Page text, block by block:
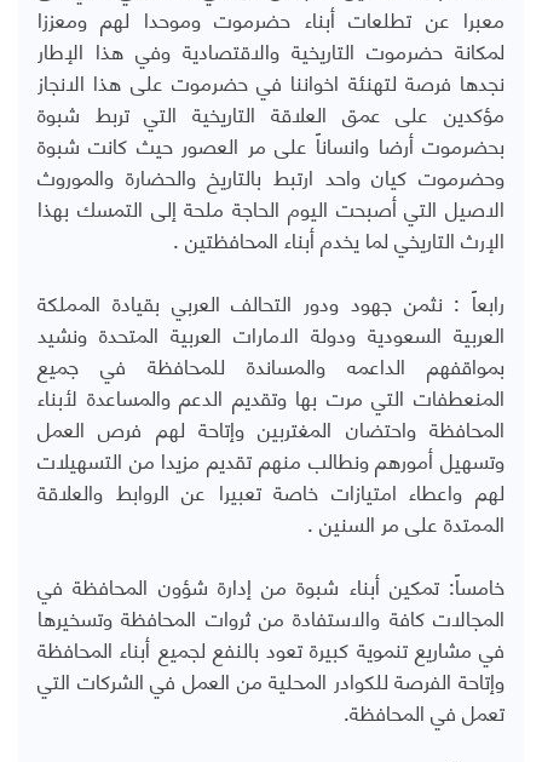
معبرا عن تطلعات أبناء حضرموت وموحدا لهم ومعززا
لمكانة حضرموت التاريخية والاقتصادية وفي هذا الإطار
نجدها فرصة لتهنئة اخواننا في حضرموت على هذا الانجاز
مؤكدين على عمق العلاقة التاريخية التي تربط شبوة
بحضرموت أرضا وانساناً على مر العصور حيث كانت شبوة
وحضرموت كيان واحد ارتبط بالتاريخ والحضارة والموروث
الاصيل التي أصبحت اليوم الحاجة ملحة إلى التمسك بهذا
الإرث التاريخي لما يخدم أبناء المحافظتين .
رابعاً : نثمن جهود ودور التحالف العربي بقيادة المملكة
العربية السعودية ودولة الامارات العربية المتحدة ونشيد
بمواقفهم الداعمه والمساندة للمحافظة في جميع
المنعطفات التي مرت بها وتقديم الدعم والمساعدة لأبناء
المحافظة واحتضان المغتربين وإتاحة لهم فرص العمل
وتسهيل أمورهم ونطالب منهم تقديم مزيدا من التسهيلات
لهم واعطاء امتيازات خاصة تعبيرا عن الروابط والعلاقة
الممتدة على مر السنين .
خامساً: تمكين أبناء شبوة من إدارة شؤون المحافظة في
المجالات كافة والاستفادة من ثروات المحافظة وتسخيرها
في مشاريع تنموية كبيرة تعود بالنفع لجميع أبناء المحافظة
وإتاحة الفرصة للكوادر المحلية من العمل في الشركات التي
تعمل في المحافظة.